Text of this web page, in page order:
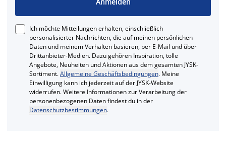
Ich möchte Mitteilungen erhalten, einschließlich
personalisierter Nachrichten, die auf meinen persönlichen
Daten und meinem Verhalten basieren, per E-Mail und über
Drittanbieter-Medien. Dazu gehören Inspiration, tolle
Angebote, Neuheiten und Aktionen aus dem gesamten JYSK-
Sortiment.Allgemeine Geschäftsbedingungen. Meine
Einwilligung kann ich jederzeit auf der JYSK-Website
widerrufen. Weitere Informationen zur Verarbeitung der
personenbezogenen Daten findest du in der
Datenschutzbestimmungen.